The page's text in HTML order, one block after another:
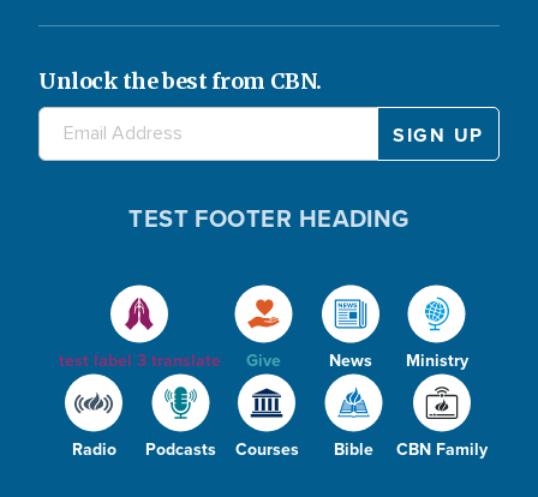
Unlock the best from CBN.
test label 3 translate Give News Ministry
Radio Podcasts Courses Bible CBN Family
TEST FOOTER HEADING